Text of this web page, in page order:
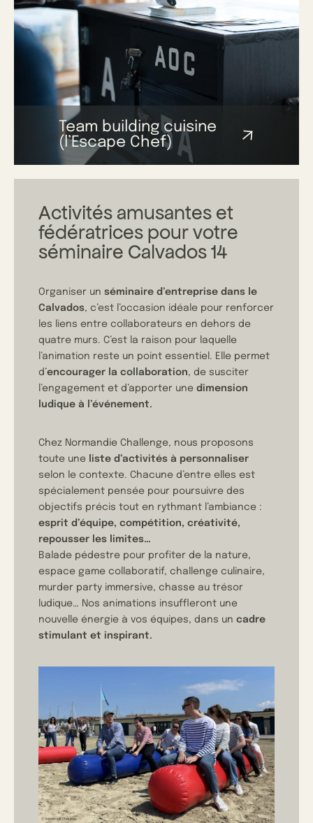
Team building cuisine
(l’Escape Chef)
Activités amusantes et
fédératrices pour votre
séminaire Calvados 14
Organiser un séminaire d’entreprise dans le
Calvados, c’est l’occasion idéale pour renforcer
les liens entre collaborateurs en dehors de
quatre murs. C’est la raison pour laquelle
l’animation reste un point essentiel. Elle permet
d’encourager la collaboration, de susciter
l’engagement et d’apporter une dimension
ludique à l’événement.
Chez Normandie Challenge, nous proposons
toute une
liste d’activités à personnaliser
selon le contexte. Chacune d’entre elles est
spécialement pensée pour poursuivre des
objectifs précis tout en rythmant l’ambiance :
esprit d’équipe, compétition, créativité,
repousser les limites…
Balade pédestre pour profiter de la nature,
espace game collaboratif, challenge culinaire,
murder party immersive, chasse au trésor
ludique… Nos animations insuffleront une
nouvelle énergie à vos équipes, dans un cadre
stimulant et inspirant.